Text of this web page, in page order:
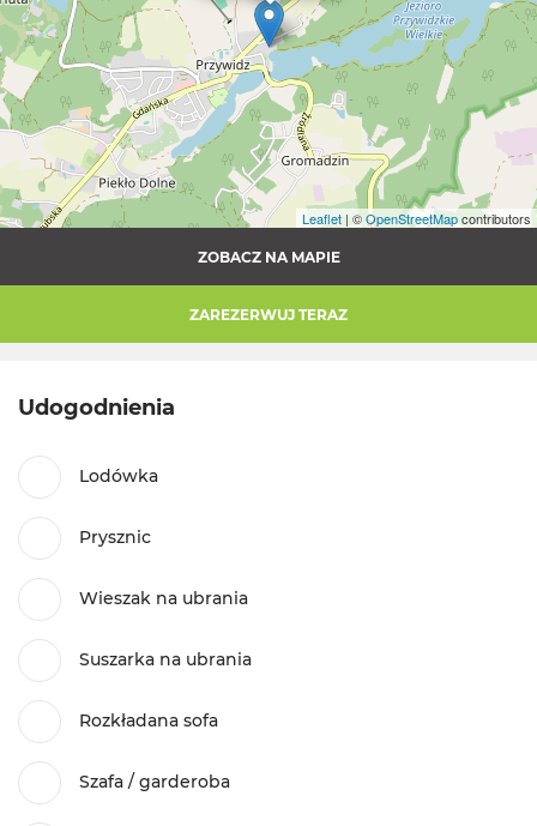
Leaflet | ©OpenStreetMapcontributors
ZOBACZ NA MAPIE
ZAREZERWUJ TERAZ
Udogodnienia
Lodówka
Prysznic
Wieszak na ubrania
Suszarka na ubrania
Rozkładana sofa
Szafa / garderoba